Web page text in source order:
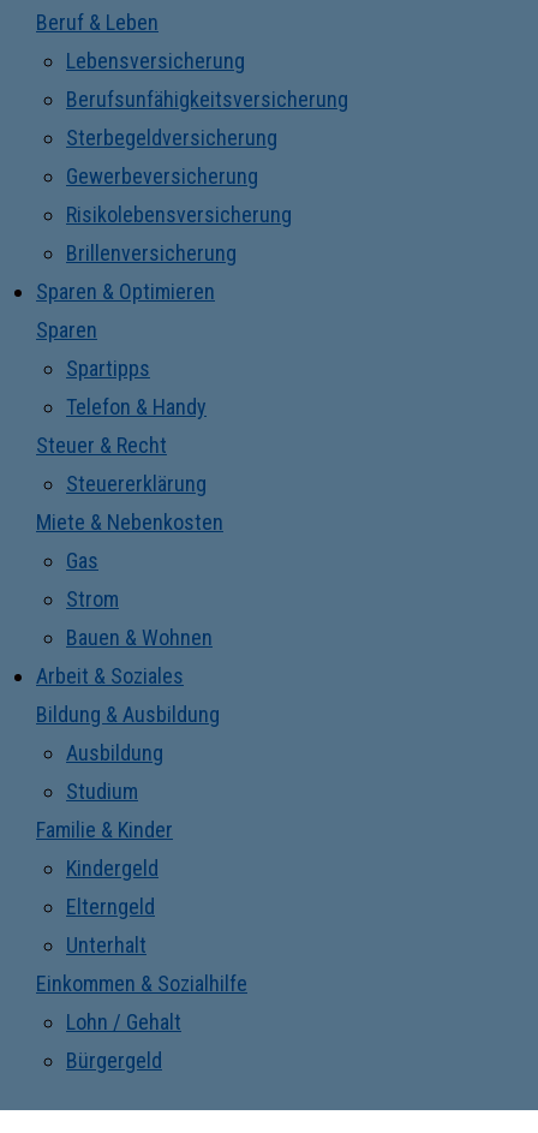
Beruf & Leben
Lebensversicherung
Berufsunfähigkeitsversicherung
Sterbegeldversicherung
Gewerbeversicherung
Risikolebensversicherung
Brillenversicherung
Sparen & Optimieren
Sparen
Spartipps
Telefon & Handy
Steuer & Recht
Steuererklärung
Miete & Nebenkosten
Gas
Strom
Bauen & Wohnen
Arbeit & Soziales
Bildung & Ausbildung
Ausbildung
Studium
Familie & Kinder
Kindergeld
Elterngeld
Unterhalt
Einkommen & Sozialhilfe
Lohn / Gehalt
Bürgergeld